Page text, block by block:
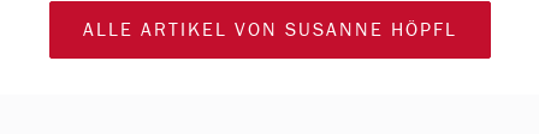
ALLE ARTIKEL VON SUSANNE HÖPFL